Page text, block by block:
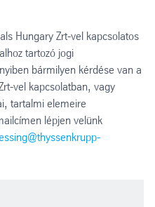
Hungary Zrt-vel kapcsolatos
tartozó jogi
bármilyen kérdése van a
vel kapcsolatban, vagy
tartalmi elemeire
lépjen velünk